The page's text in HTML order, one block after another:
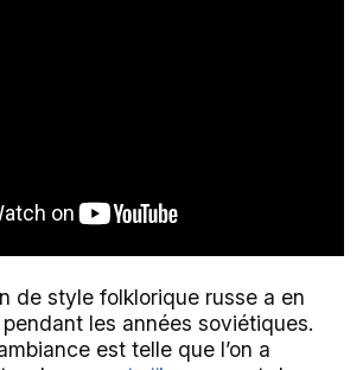
de style folklorique russe a en
les années soviétiques.
est telle que l’on a